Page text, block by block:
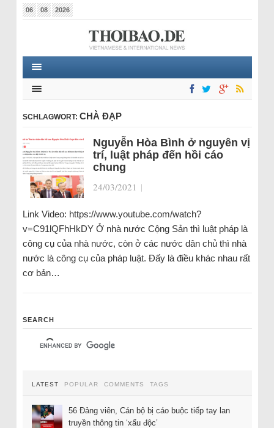
06 08 2026
SCHLAGWORT: CHÀ ĐẠP
Nguyễn Hòa Bình ở nguyên vị
trí, luật pháp đến hồi cáo
chung
24/03/2021 |
Link Video: https://www.youtube.com/watch?
v=C91lQFhHkDY Ở nhà nước Cộng Sản thì luật pháp là
công cụ của nhà nước, còn ở các nước dân chủ thì nhà
nước là công cụ của pháp luật. Đấy là điều khác nhau rất
cơ bản…
SEARCH
LATEST POPULAR COMMENTS TAGS
56 Đảng viên, Cán bộ bị cáo buộc tiếp tay lan
truyền thông tin ‘xấu độc’